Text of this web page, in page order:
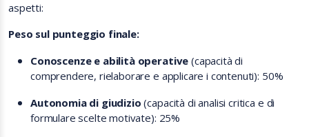
aspetti:
Peso sul punteggio finale:
Conoscenze e abilità operative (capacità di
comprendere, rielaborare e applicare i contenuti): 50%
Autonomia di giudizio (capacità di analisi critica e di
formulare scelte motivate): 25%